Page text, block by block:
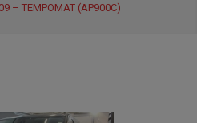
– TEMPOMAT (AP900C)